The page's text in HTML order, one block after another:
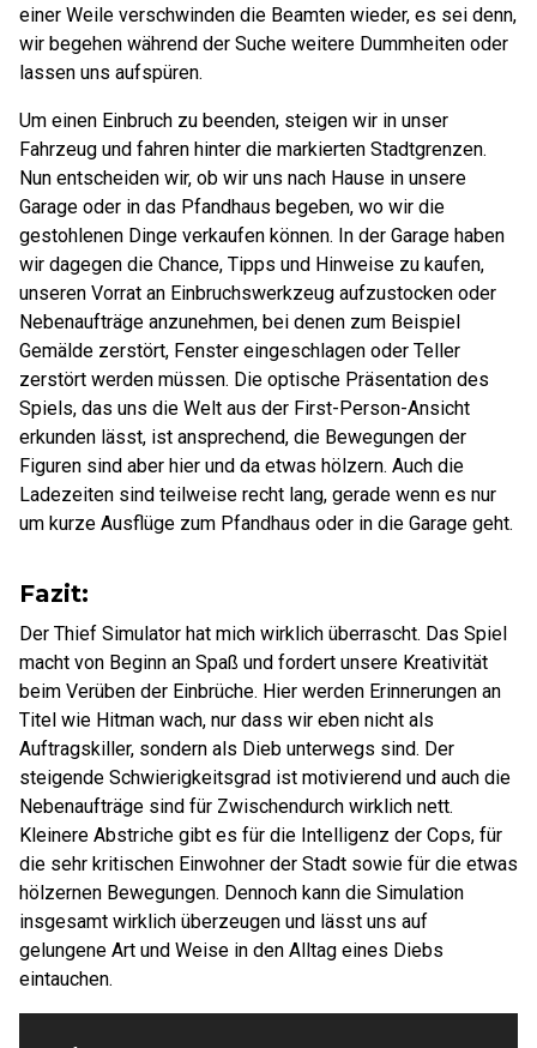
einer Weile verschwinden die Beamten wieder, es sei denn,
wir begehen während der Suche weitere Dummheiten oder
lassen uns aufspüren.
Um einen Einbruch zu beenden, steigen wir in unser
Fahrzeug und fahren hinter die markierten Stadtgrenzen.
Nun entscheiden wir, ob wir uns nach Hause in unsere
Garage oder in das Pfandhaus begeben, wo wir die
gestohlenen Dinge verkaufen können. In der Garage haben
wir dagegen die Chance, Tipps und Hinweise zu kaufen,
unseren Vorrat an Einbruchswerkzeug aufzustocken oder
Nebenaufträge anzunehmen, bei denen zum Beispiel
Gemälde zerstört, Fenster eingeschlagen oder Teller
zerstört werden müssen. Die optische Präsentation des
Spiels, das uns die Welt aus der First-Person-Ansicht
erkunden lässt, ist ansprechend, die Bewegungen der
Figuren sind aber hier und da etwas hölzern. Auch die
Ladezeiten sind teilweise recht lang, gerade wenn es nur
um kurze Ausflüge zum Pfandhaus oder in die Garage geht.
Fazit:
Der Thief Simulator hat mich wirklich überrascht. Das Spiel
macht von Beginn an Spaß und fordert unsere Kreativität
beim Verüben der Einbrüche. Hier werden Erinnerungen an
Titel wie Hitman wach, nur dass wir eben nicht als
Auftragskiller, sondern als Dieb unterwegs sind. Der
steigende Schwierigkeitsgrad ist motivierend und auch die
Nebenaufträge sind für Zwischendurch wirklich nett.
Kleinere Abstriche gibt es für die Intelligenz der Cops, für
die sehr kritischen Einwohner der Stadt sowie für die etwas
hölzernen Bewegungen. Dennoch kann die Simulation
insgesamt wirklich überzeugen und lässt uns auf
gelungene Art und Weise in den Alltag eines Diebs
eintauchen.